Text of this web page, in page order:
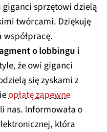
sprzętowi dzielą
twórcami. Dziękuję
o lobbingu i
że owi giganci
się zyskami z
opłatę zapewne
nas. Informowała o
która